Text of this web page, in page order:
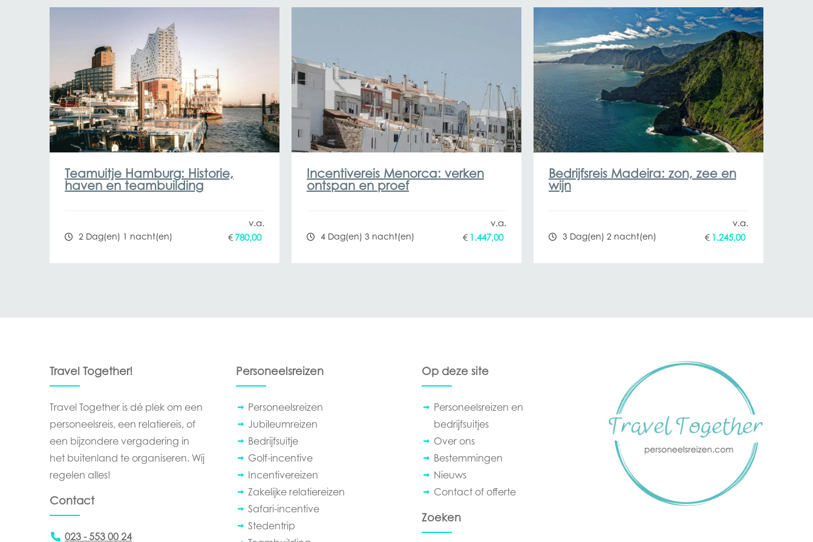
Teamuitje Hamburg: Historie,
haven en teambuilding
€ 780,00
2 Dag(en) 1 nacht(en)
Incentivereis Menorca: verken
ontspan en proef
€ 1.447,00
4 Dag(en) 3 nacht(en)
Bedrijfsreis Madeira: zon, zee en
wijn
€ 1.245,00
3 Dag(en) 2 nacht(en)
Travel Together!
Travel Together is dé plek om een
personeelsreis, een relatiereis, of
een bijzondere vergadering in
het buitenland te organiseren. Wij
regelen alles!
Contact
023 - 553 00 24
Personeelsreizen
Personeelsreizen
Jubileumreizen
Bedrijfsuitje
Golf-incentive
Incentivereizen
Zakelijke relatiereizen
Safari-incentive
Stedentrip
Op deze site
Personeelsreizen en
bedrijfsuitjes
Over ons
Bestemmingen
Nieuws
Contact of offerte
Zoeken